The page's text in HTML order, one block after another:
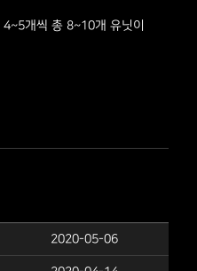
개씩 총 8~10개 유닛이
2020-05-06